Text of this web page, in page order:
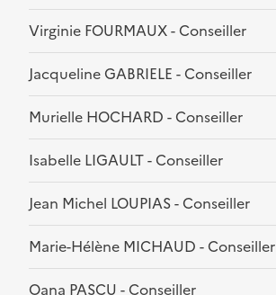
Virginie FOURMAUX - Conseiller
Jacqueline GABRIELE - Conseiller
Murielle HOCHARD - Conseiller
Isabelle LIGAULT - Conseiller
Jean Michel LOUPIAS - Conseiller
Marie-Hélène MICHAUD - Conseiller
Oana PASCU - Conseiller